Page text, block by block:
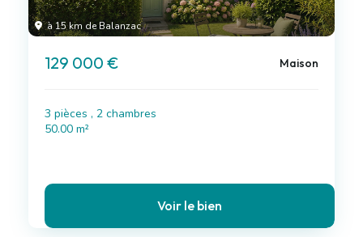
à 15 km de Balanzac
129 000 € Maison
3 pièces , 2 chambres
50.00 m²
Voir le bien